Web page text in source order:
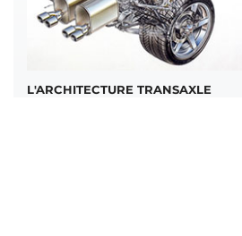
L'ARCHITECTURE TRANSAXLE